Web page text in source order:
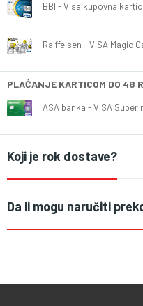
BBI - Visa kupovna
Raiffeisen - VISA Magic
PLAĆANJE KARTICOM DO 48
ASA banka - VISA
Koji je rok dostave?
Da li mogu naručiti